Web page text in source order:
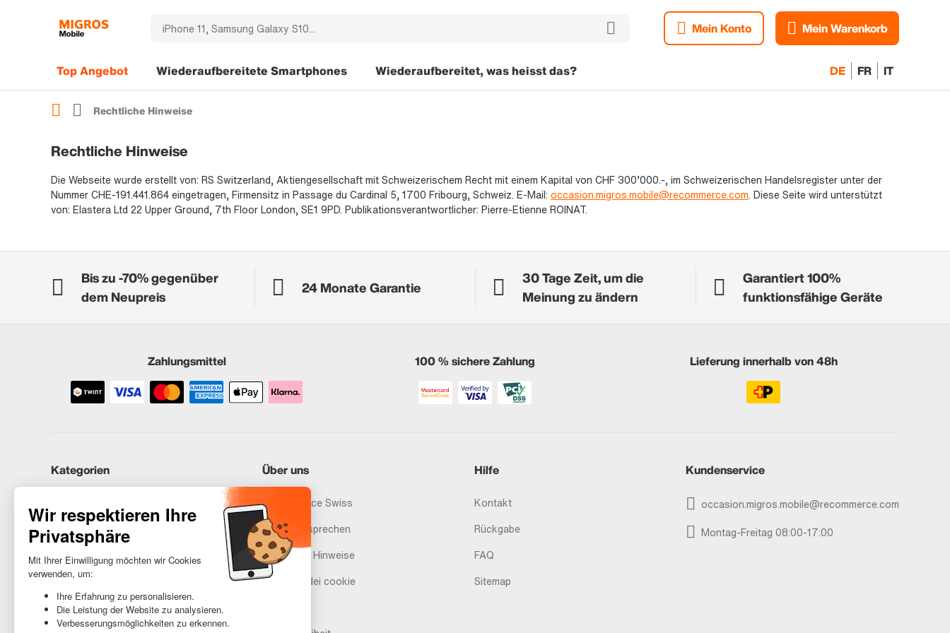
Mein Konto Mein Warenkorb
DE FR IT
Top Angebot Wiederaufbereitete Smartphones Wiederaufbereitet, was heisst das?
Rechtliche Hinweise
Rechtliche Hinweise
Die Webseite wurde erstellt von: RS Switzerland, Aktiengesellschaft mit Schweizerischem Recht mit einem Kapital von CHF 300’000.-, im Schweizerischen Handelsregister unter der
Nummer CHE-191.441.864 eingetragen, Firmensitz in Passage du Cardinal 5, 1700 Fribourg, Schweiz. E-Mail: occasion.migros.mobile@recommerce.com. Diese Seite wird unterstützt
von: Elastera Ltd 22 Upper Ground, 7th Floor London, SE1 9PD. Publikationsverantwortlicher: Pierre-Etienne ROINAT.
Bis zu -70% gegenüber
dem Neupreis
24 Monate Garantie
30 Tage Zeit, um die
Meinung zu ändern
Garantiert 100%
funktionsfähige Geräte
Zahlungsmittel 100 % sichere Zahlung Lieferung innerhalb von 48h
Kategorien
Samsung
Huawei
Benötigst du Hilfe?
Über uns
Recommerce Swiss
Unser Versprechen
Rechtliche Hinweise
Gestione dei cookie
Hilfe
Kontakt
Rückgabe
FAQ
Sitemap
Kundenservice
occasion.migros.mobile@recommerce.com
Montag-Freitag 08:00-17:00